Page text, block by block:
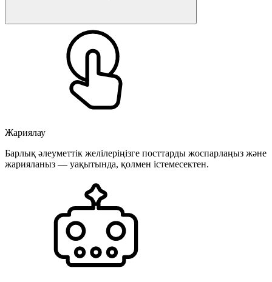
Жариялау
Барлық әлеуметтік желілеріңізге посттарды жоспарлаңыз және
жарияланыз — уақытында, қолмен істемесектен.